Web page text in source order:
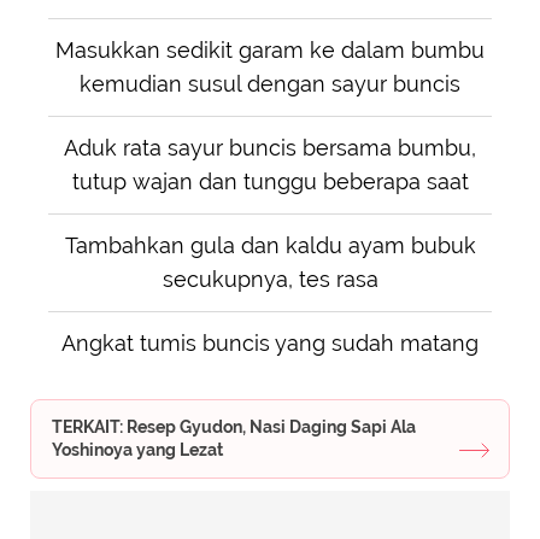
Masukkan sedikit garam ke dalam bumbu
kemudian susul dengan sayur buncis
Aduk rata sayur buncis bersama bumbu,
tutup wajan dan tunggu beberapa saat
Tambahkan gula dan kaldu ayam bubuk
secukupnya, tes rasa
Angkat tumis buncis yang sudah matang
TERKAIT: Resep Gyudon, Nasi Daging Sapi Ala
Yoshinoya yang Lezat